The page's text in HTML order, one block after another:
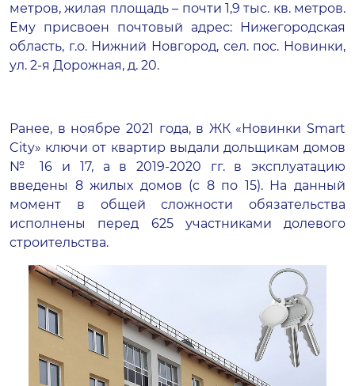
метров, жилая площадь – почти 1,9 тыс. кв. метров.
Ему присвоен почтовый адрес: Нижегородская
область, г.о. Нижний Новгород, сел. пос. Новинки,
ул. 2-я Дорожная, д. 20.
Ранее, в ноябре 2021 года, в ЖК «Новинки Smart
City» ключи от квартир выдали дольщикам домов
№ 16 и 17, а в 2019-2020 гг. в эксплуатацию
введены 8 жилых домов (с 8 по 15). На данный
момент в общей сложности обязательства
исполнены перед 625 участниками долевого
строительства.